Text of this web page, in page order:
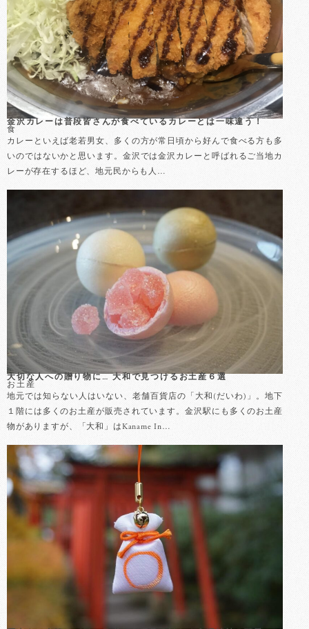
金沢カレーは普段皆さんが食べているカレーとは一味違う！
食
カレーといえば老若男女、多くの方が常日頃から好んで食べる方も多
いのではないかと思います。金沢では金沢カレーと呼ばれるご当地カ
レーが存在するほど、地元民からも人…
大切な人への贈り物に… 大和で見つけるお土産６選
お土産
地元では知らない人はいない、老舗百貨店の「大和(だいわ)」。地下
１階には多くのお土産が販売されています。金沢駅にも多くのお土産
物がありますが、「大和」はKaname In…